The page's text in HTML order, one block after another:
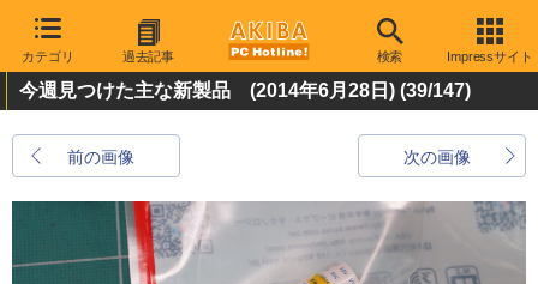
カテゴリ 過去記事 検索 Impressサイト
今週見つけた主な新製品 (2014年6月28日) (39/147)
前の画像 次の画像